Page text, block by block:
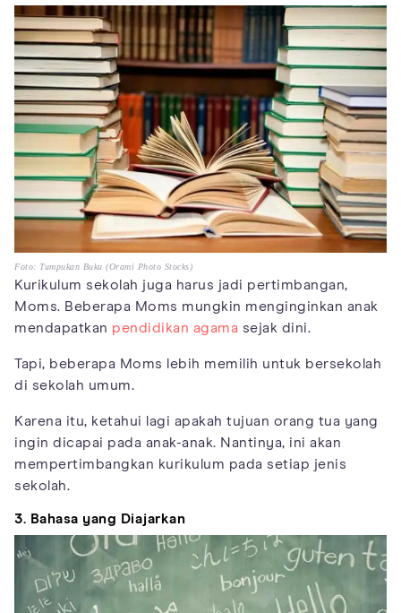
Foto: Tumpukan Buku (Orami Photo Stocks)
Kurikulum sekolah juga harus jadi pertimbangan,
Moms. Beberapa Moms mungkin menginginkan anak
mendapatkan pendidikan agama sejak dini.
Tapi, beberapa Moms lebih memilih untuk bersekolah
di sekolah umum.
Karena itu, ketahui lagi apakah tujuan orang tua yang
ingin dicapai pada anak-anak. Nantinya, ini akan
mempertimbangkan kurikulum pada setiap jenis
sekolah.
3. Bahasa yang Diajarkan